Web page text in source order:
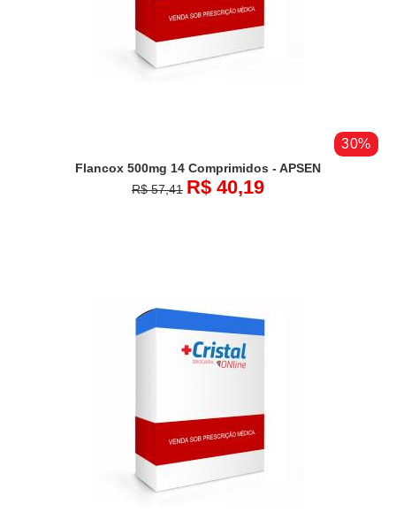
30%
Flancox 500mg 14 Comprimidos - APSEN
R$ 57,41 R$ 40,19